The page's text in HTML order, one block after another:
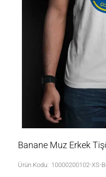
Banane Muz Erkek
Ürün Kodu: 10000200102-XS-